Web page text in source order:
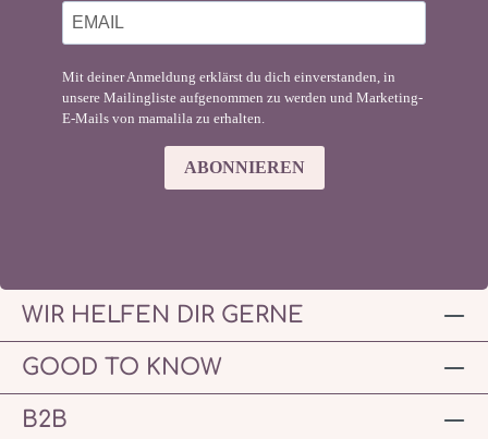
Mit deiner Anmeldung erklärst du dich einverstanden, in
unsere Mailingliste aufgenommen zu werden und Marketing-
E-Mails von mamalila zu erhalten.
ABONNIEREN
WIR HELFEN DIR GERNE
GOOD TO KNOW
B2B